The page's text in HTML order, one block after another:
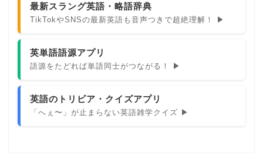
最新スラング英語・略語辞典
TikTokやSNSの最新英語も音声つきで超絶理解！ ▶
英単語語源アプリ
語源をたどれば単語同士がつながる！ ▶
英語のトリビア・クイズアプリ
「へぇ〜」が止まらない英語雑学クイズ ▶